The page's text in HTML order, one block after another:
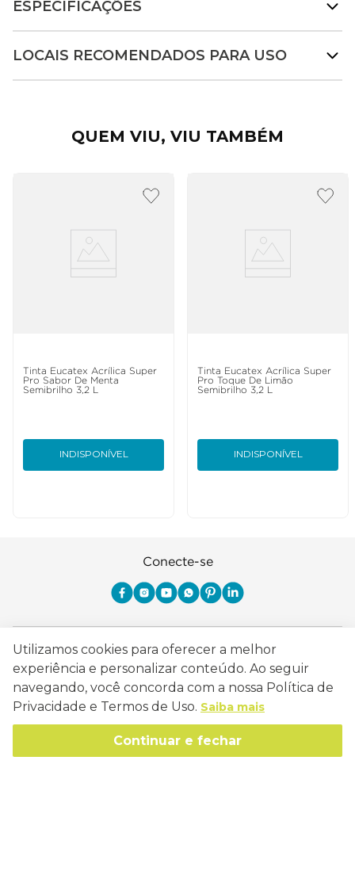
ESPECIFICAÇÕES
LOCAIS RECOMENDADOS PARA USO
QUEM VIU, VIU TAMBÉM
Tinta Eucatex Acrílica Super
Pro Sabor De Menta
Semibrilho 3,2 L
INDISPONÍVEL
Tinta Eucatex Acrílica Super
Pro Toque De Limão
Semibrilho 3,2 L
INDISPONÍVEL
Conecte-se
Como Trabalhamos
Política de Entrega
Política de Privacidade
Trocas e Devoluções
Retire em Loja
Sobre a Eucatex
História
Canal de Ética
Sustentabilidade
Missão, Visão e Valores
Utilizamos cookies para oferecer a melhor
experiência e personalizar conteúdo. Ao seguir
navegando, você concorda com a nossa Política de
Privacidade e Termos de Uso. Saiba mais
Continuar e fechar